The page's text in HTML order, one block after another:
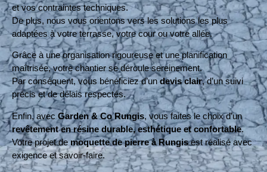
et vos contraintes techniques.
De plus, nous vous orientons vers les solutions les plus
adaptées à votre terrasse, votre cour ou votre allée.
Grâce à une organisation rigoureuse et une planification
maîtrisée, votre chantier se déroule sereinement.
Par conséquent, vous bénéficiez d’undevis clair, d’un suivi
précis et de délais respectés.
Enfin, avec Garden & Co Rungis, vous faites le choix d’un
revêtement en résine durable, esthétique et confortable.
Votre projet demoquette de pierre à Rungisest réalisé avec
exigence et savoir-faire.